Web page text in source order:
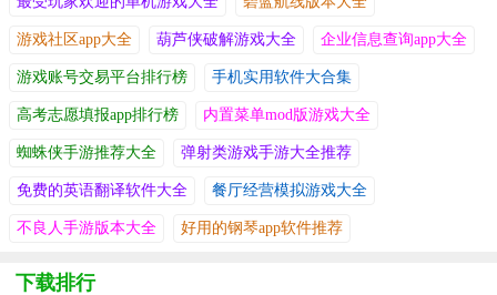
游戏社区app大全 葫芦侠破解游戏大全 企业信息查询app大全
游戏账号交易平台排行榜 手机实用软件大合集
高考志愿填报app排行榜 内置菜单mod版游戏大全
蜘蛛侠手游推荐大全 弹射类游戏手游大全推荐
免费的英语翻译软件大全 餐厅经营模拟游戏大全
不良人手游版本大全 好用的钢琴app软件推荐
下载排行